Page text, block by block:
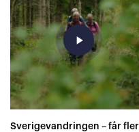
play_arrow
Sverigevandringen – får fler